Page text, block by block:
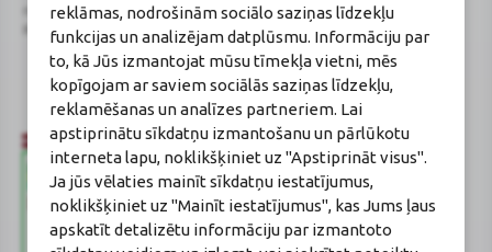
reklāmas, nodrošinām sociālo saziņas līdzekļu
funkcijas un analizējam datplūsmu. Informāciju par
to, kā Jūs izmantojat mūsu tīmekļa vietni, mēs
kopīgojam ar saviem sociālās saziņas līdzekļu,
reklamēšanas un analīzes partneriem. Lai
apstiprinātu sīkdatņu izmantošanu un pārlūkotu
interneta lapu, noklikšķiniet uz "Apstiprināt visus".
Ja jūs vēlaties mainīt sīkdatņu iestatījumus,
noklikšķiniet uz "Mainīt iestatījumus", kas Jums ļaus
apskatīt detalizētu informāciju par izmantoto
novads, LV-2130
Reģistrācijas Nr.: 40003252167
Aptiekas vadītāja:
Sertificēta farmaceite: Jeļena
Gončarova
Reģistrācijas Nr.: F-0834
Sertifikāta Nr.: 215.2025